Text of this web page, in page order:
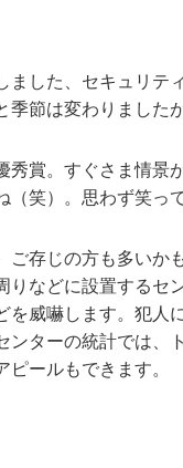
ました、セキュリテ
季節は変わりました
秀賞。すぐさま情景
（笑）。思わず笑っ
ご存じの方も多いか
りなどに設置する
を威嚇します。犯人
ンターの統計では、
ピールもできます。